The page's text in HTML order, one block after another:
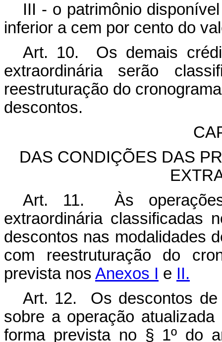
III - o patrimônio
inferior a cem por cento do
Art. 10. Os demais
extraordinária serão
reestruturação do
descontos.
DAS CONDIÇÕES DAS
Art. 11. Às operações
extraordinária classificadas
descontos nas modalidades
com reestruturação do
prevista nos Anexos I e II.
Art. 12. Os descontos de
sobre a operação
forma prevista no § 1º do